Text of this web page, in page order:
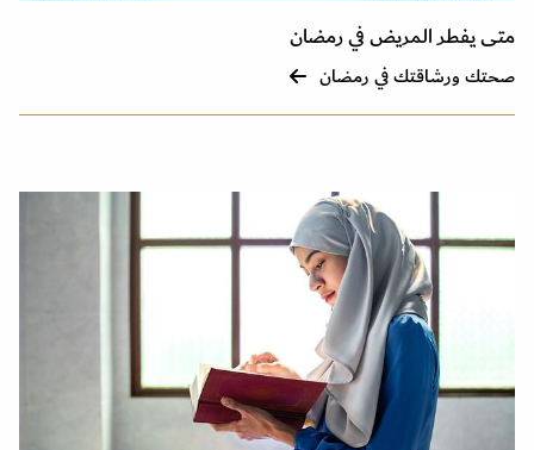
متى يفطر المريض في رمضان
صحتك ورشاقتك في رمضان